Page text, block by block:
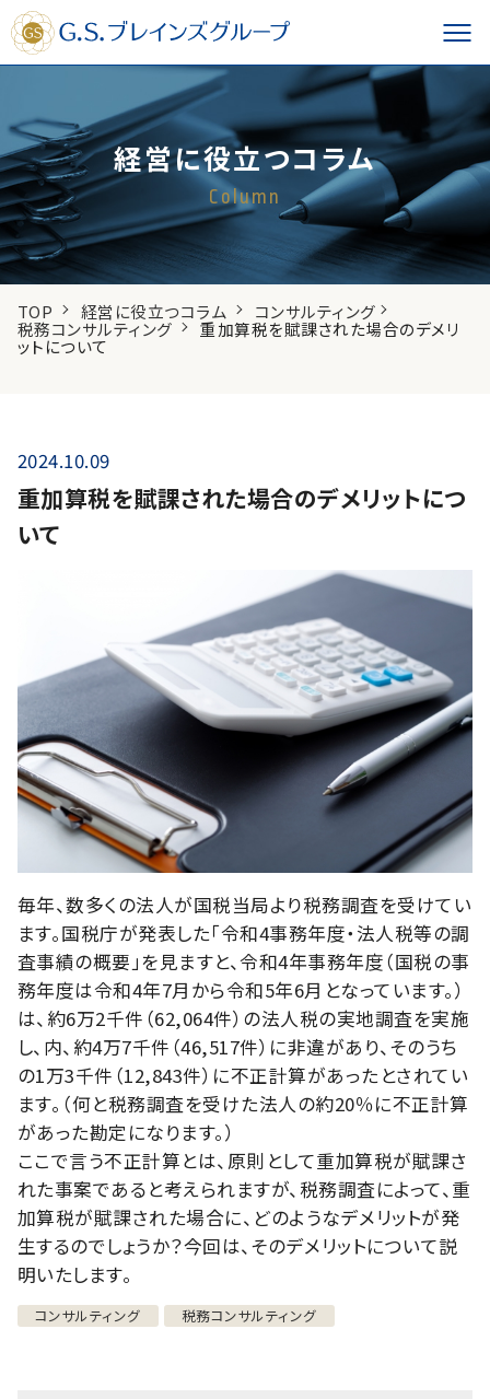
経営に役立つコラム
Column
TOP 経営に役立つコラム コンサルティング
税務コンサルティング 重加算税を賦課された場合のデメリ
ットについて
2024.10.09
重加算税を賦課された場合のデメリットにつ
いて
毎年、数多くの法人が国税当局より税務調査を受けてい
ます。国税庁が発表した「令和4事務年度・法人税等の調
査事績の概要」を見ますと、令和4年事務年度（国税の事
務年度は令和4年7月から令和5年6月となっています。）
は、約6万2千件（62,064件）の法人税の実地調査を実施
し、内、約4万7千件（46,517件）に非違があり、そのうち
の1万3千件（12,843件）に不正計算があったとされてい
ます。（何と税務調査を受けた法人の約20％に不正計算
があった勘定になります。）
ここで言う不正計算とは、原則として重加算税が賦課さ
れた事案であると考えられますが、税務調査によって、重
加算税が賦課された場合に、どのようなデメリットが発
生するのでしょうか？今回は、そのデメリットについて説
明いたします。
コンサルティング 税務コンサルティング